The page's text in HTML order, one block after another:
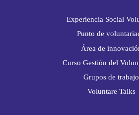
Experiencia Social
Punto de
Área de
Curso Gestión del
Grupos de trabajo
Voluntare Talks